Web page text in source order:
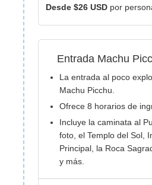
Desde $26 USD por
Entrada Machu
La entrada al poco
Machu Picchu.
Ofrece 8 horarios de
Incluye la caminata al
foto, el Templo del Sol,
Principal, la Roca
y más.